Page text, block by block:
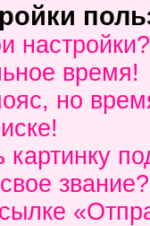
настройки?
время!
но
картинку
звание?